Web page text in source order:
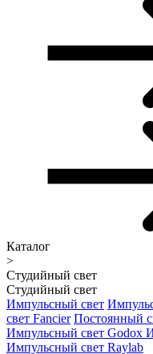
Каталог
>
Студийный свет
Студийный свет
Импульсный свет
свет Fancier Постоянный
Импульсный свет Godox
Импульсный свет Raylab